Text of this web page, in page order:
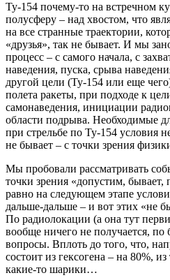
Ту-154 почему-то на встречном
полусферу – над хвостом, что
на все странные траектории,
«друзья», так не бывает. И мы
процесс – с самого начала, с
наведения, пуска, срыва
другой цели (Ту-154 или еще
полета ракеты, при подходе к
самонаведения, инициации
области подрыва. Необходимые
при стрельбе по Ту-154 условия
не бывает – с точки зрения
Мы пробовали рассматривать
точки зрения «допустим,
равно на следующем этапе
дальше-дальше – и вот этих «не
По радиолокации (а она тут
вообще ничего не получается, по
вопросы. Вплоть до того, что,
состоит из гексогена – на 80%,
какие-то шарики…